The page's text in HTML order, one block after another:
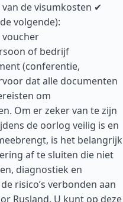
de visumkosten ✔
volgende):
of bedrijf
(conferentie,
dat alle documenten
om
Om er zeker van te zijn
de oorlog veilig is en
is het belangrijk
af te sluiten die niet
diagnostiek en
risico’s verbonden aan
Rusland. U kunt op deze